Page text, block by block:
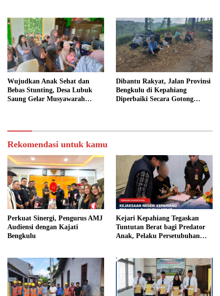
Wujudkan Anak Sehat dan
Bebas Stunting, Desa Lubuk
Saung Gelar Musyawarah
Dibantu Rakyat, Jalan Provinsi
Bengkulu di Kepahiang
Diperbaiki Secara Gotong
Rekomendasi untuk kamu
Perkuat Sinergi, Pengurus AMJ
Audiensi dengan Kajati
Bengkulu
Kejari Kepahiang Tegaskan
Tuntutan Berat bagi Predator
Anak, Pelaku Persetubuhan
Penjara